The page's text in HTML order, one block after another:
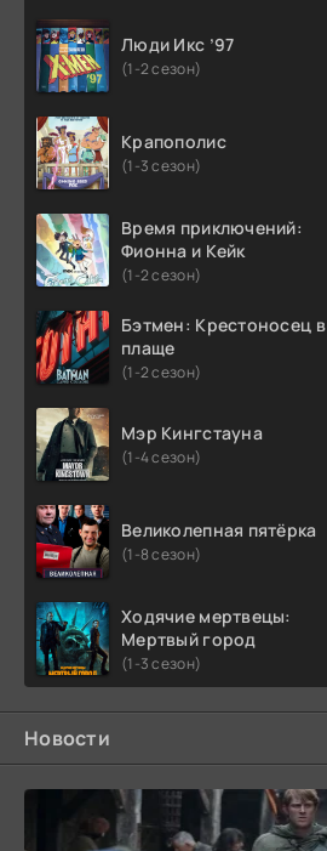
Люди Икс ’97
(1-2 сезон)
Крапополис
(1-3 сезон)
Время приключений:
Фионна и Кейк
(1-2 сезон)
Бэтмен: Крестоносец в
плаще
(1-2 сезон)
Мэр Кингстауна
(1-4 сезон)
Великолепная пятёрка
(1-8 сезон)
Ходячие мертвецы:
Мертвый город
(1-3 сезон)
Новости